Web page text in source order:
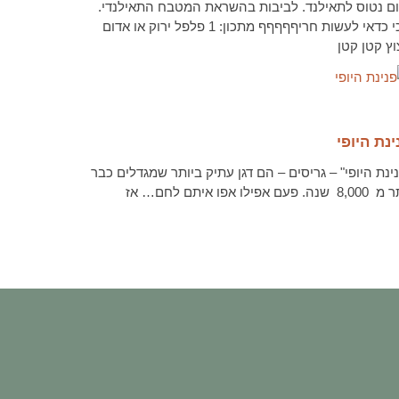
נטוס לתאילנד. לביבות בהשראת המטבח התאילנדי.
הכי כדאי לעשות חריףףףףף מתכון: 1 פלפל ירוק או אדום
קטן קטן
היופי
היופי" – גריסים – הם דגן עתיק ביותר שמגדלים כבר
אפילו אפו איתם לחם… אז